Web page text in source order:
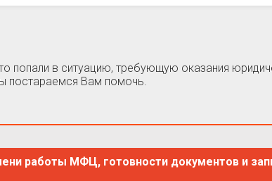
попали в ситуацию, требующую оказания
постараемся Вам помочь.
работы МФЦ, готовности документов и